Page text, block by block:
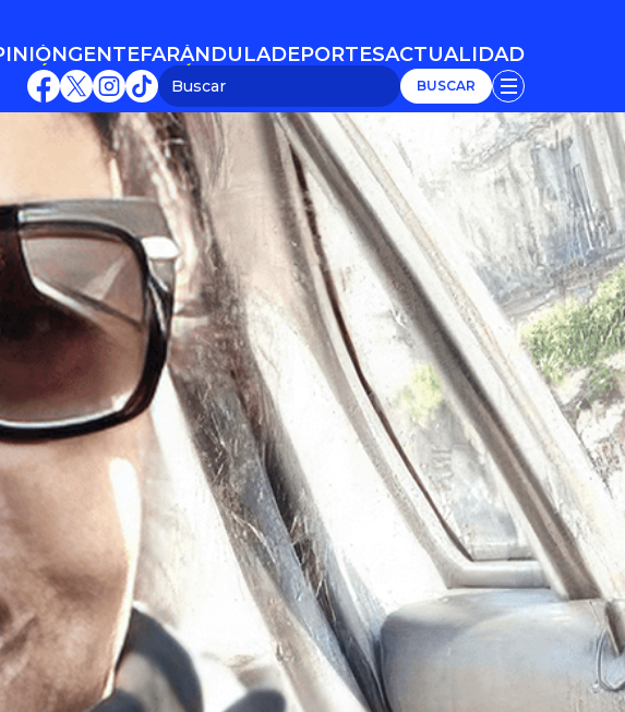
GENTE
GENTE
FARÁNDULA
FARÁNDULA
DEPORTESACTUALIDAD
ACTUALIDAD